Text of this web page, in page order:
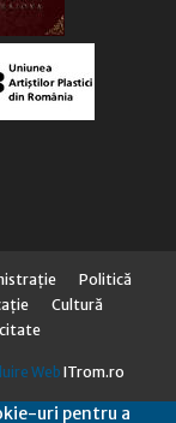
Politică
Cultură
Web ITrom.ro
uri pentru a